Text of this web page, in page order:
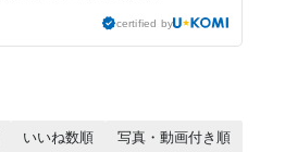
certified by
いいね数順 写真・動画付き順